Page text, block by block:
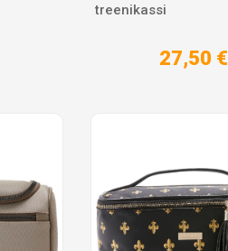
treenikassi
27,50 €